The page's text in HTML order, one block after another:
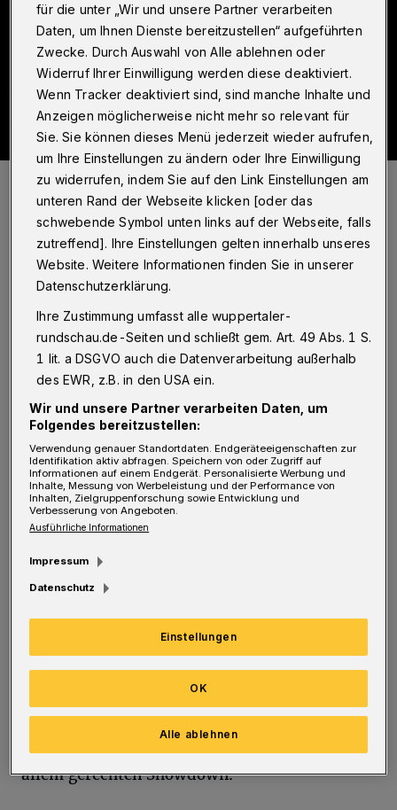
Der Thriller "Der Mann, der keine Büchse warf" ist im Mendoza-
Verlag erschienen und kostet 20 Euro.
Von Stefan Seitz
S ascha Gutzeit hat seinem 250-Seiter
„Der Mann, der keine Büchse warf“ die
Bezeichnung Thriller gegeben. Und das trifft
es auch: Was Gutzeit an Krimi-Handlung rund
um das legendäre „Büchsen-Skandal“-
Europapokalspiel von Borussia
Mönchengladbach gegen Inter Mailand am 20.
Oktober 1971 „gebaut“ hat, lässt gut gemachte
Spannung aufkommen. Es geht um einen
Knastrückkehrer, dessen Beute aus einem
Bankraub, Liebesverrat, eine Leiche im
Kofferraum eines Autos der nur noch Älteren
oder Experten bekannten Pkw-Marke DAF, das
aufsehenerregende Fußballspiel – sowie einen
überraschenden, haarsträubenden und trotz
allem gerechten Showdown.
für die unter „Wir und unsere Partner verarbeiten
Daten, um Ihnen Dienste bereitzustellen“ aufgeführten
Zwecke. Durch Auswahl von Alle ablehnen oder
Widerruf Ihrer Einwilligung werden diese deaktiviert.
Wenn Tracker deaktiviert sind, sind manche Inhalte und
Anzeigen möglicherweise nicht mehr so relevant für
Sie. Sie können dieses Menü jederzeit wieder aufrufen,
um Ihre Einstellungen zu ändern oder Ihre Einwilligung
zu widerrufen, indem Sie auf den Link Einstellungen am
unteren Rand der Webseite klicken [oder das
schwebende Symbol unten links auf der Webseite, falls
zutreffend]. Ihre Einstellungen gelten innerhalb unseres
Website. Weitere Informationen finden Sie in unserer
Datenschutzerklärung.
Ihre Zustimmung umfasst alle wuppertaler-
rundschau.de-Seiten und schließt gem. Art. 49 Abs. 1 S.
1 lit. a DSGVO auch die Datenverarbeitung außerhalb
des EWR, z.B. in den USA ein.
Wir und unsere Partner verarbeiten Daten, um
Folgendes bereitzustellen:
Verwendung genauer Standortdaten. Endgeräteeigenschaften zur
Identifikation aktiv abfragen. Speichern von oder Zugriff auf
Informationen auf einem Endgerät. Personalisierte Werbung und
Inhalte, Messung von Werbeleistung und der Performance von
Inhalten, Zielgruppenforschung sowie Entwicklung und
Verbesserung von Angeboten.
Ausführliche Informationen
Impressum
Datenschutz
Einstellungen
Alle ablehnen
OK